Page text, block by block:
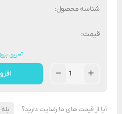
شناسه محصول:
قیمت:
آخرین
آیا از قیمت های ما رضایت دارید؟ بله